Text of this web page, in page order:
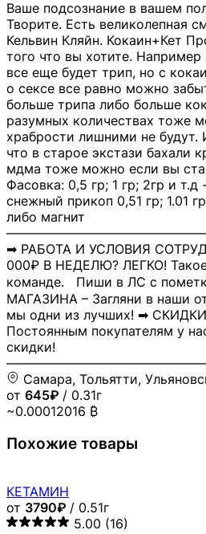
Ваше подсознание в вашем
Творите. Есть великолепная
Кельвин Кляйн. Кокаин+Кет
того что вы хотите. Например
все еще будет трип, но с
о сексе все равно можно
больше трипа либо больше
разумных количествах тоже
храбрости лишними не будут.
что в старое экстази бахали
мдма тоже можно если вы
Фасовка: 0,5 гр; 1 гр; 2гр и т.д
снежный прикоп 0,51 гр; 1.01
либо магнит
➡ РАБОТА И УСЛОВИЯ
000₽ В НЕДЕЛЮ? ЛЕГКО!
команде. Пиши в ЛС с
МАГАЗИНА – Загляни в наши
мы одни из лучших! ➡
Постоянным покупателям у
скидки!
Самара, Тольятти,
от 645₽ / 0.31г
~0.00012016 ₿
Похожие товары
КЕТАМИН
от 3790₽ / 0.51г
5.00 (16)